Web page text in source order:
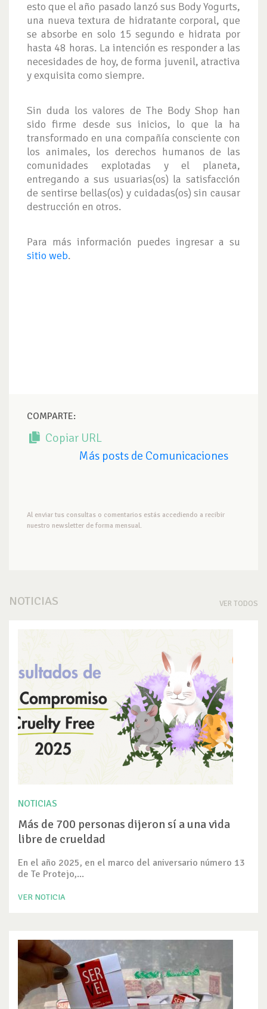
esto que el año pasado lanzó sus Body Yogurts,
una nueva textura de hidratante corporal, que
se absorbe en solo 15 segundo e hidrata por
hasta 48 horas. La intención es responder a las
necesidades de hoy, de forma juvenil, atractiva
y exquisita como siempre.
Sin duda los valores de The Body Shop han
sido firme desde sus inicios, lo que la ha
transformado en una compañía consciente con
los animales, los derechos humanos de las
comunidades explotadas y el planeta,
entregando a sus usuarias(os) la satisfacción
de sentirse bellas(os) y cuidadas(os) sin causar
destrucción en otros.
Para más información puedes ingresar a su
sitio web.
COMPARTE:
Copiar URL
Más posts de Comunicaciones
Al enviar tus consultas o comentarios estás accediendo a recibir
nuestro newsletter de forma mensual.
NOTICIAS VER TODOS
NOTICIAS
Más de 700 personas dijeron sí a una vida
libre de crueldad
En el año 2025, en el marco del aniversario número 13
de Te Protejo,...
VER NOTICIA